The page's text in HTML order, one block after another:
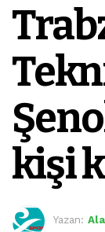
kişi
Yazan: